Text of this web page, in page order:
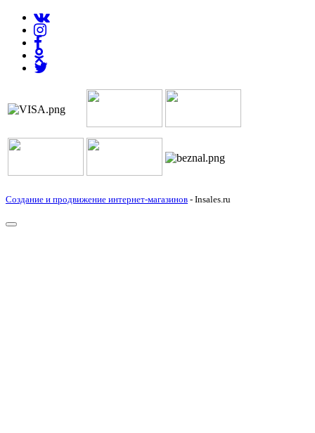
Создание и продвижение интернет-магазинов - Insales.ru